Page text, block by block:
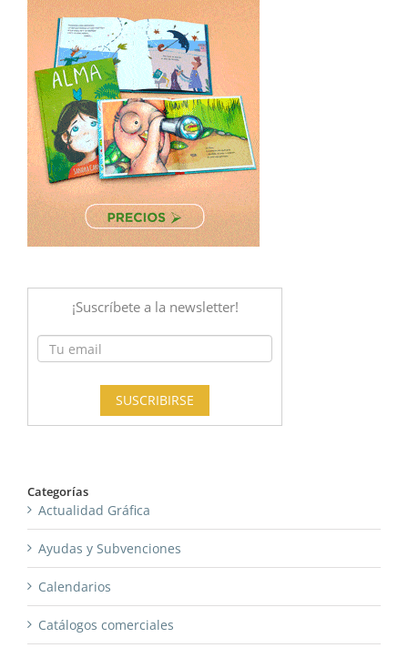
Categorías
Actualidad Gráfica
Ayudas y Subvenciones
Calendarios
Catálogos comerciales